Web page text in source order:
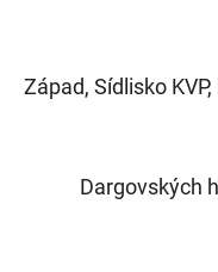
Západ, Sídlisko
Dargovských